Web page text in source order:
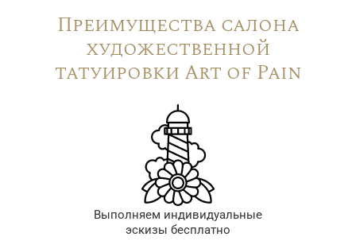
Преимущества салона
художественной
татуировки Art of Pain
Выполняем индивидуальные
эскизы бесплатно